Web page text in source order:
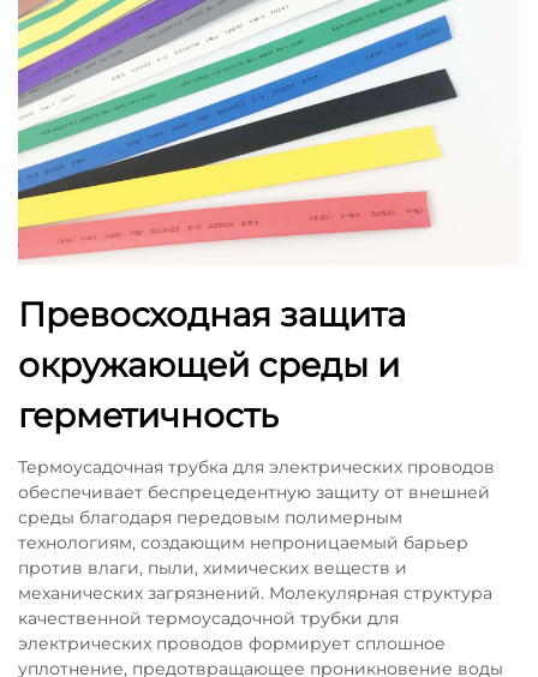
Превосходная защита
окружающей среды и
герметичность
Термоусадочная трубка для электрических проводов
обеспечивает беспрецедентную защиту от внешней
среды благодаря передовым полимерным
технологиям, создающим непроницаемый барьер
против влаги, пыли, химических веществ и
механических загрязнений. Молекулярная структура
качественной термоусадочной трубки для
электрических проводов формирует сплошное
уплотнение, предотвращающее проникновение воды